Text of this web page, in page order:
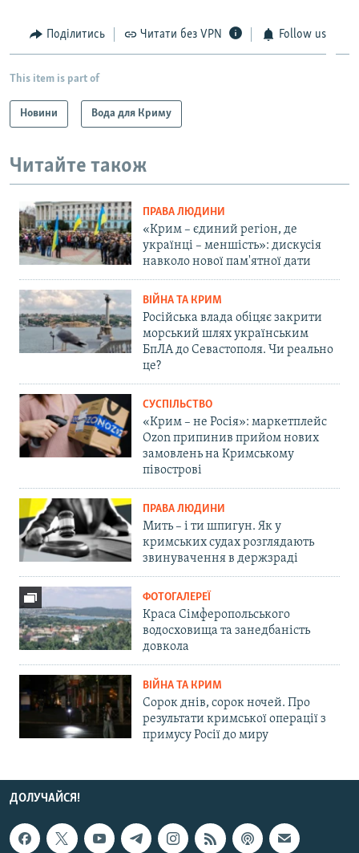
Поділитись Читати без VPN Follow us
This item is part of
Новини Вода для Криму
Читайте також
ПРАВА ЛЮДИНИ
«Крим – єдиний регіон, де
українці – меншість»: дискусія
навколо нової пам'ятної дати
ВІЙНА ТА КРИМ
Російська влада обіцяє закрити
морський шлях українським
БпЛА до Севастополя. Чи реально
це?
СУСПІЛЬСТВО
«Крим – не Росія»: маркетплейс
Ozon припинив прийом нових
замовлень на Кримському
півострові
ПРАВА ЛЮДИНИ
Мить – і ти шпигун. Як у
кримських судах розглядають
звинувачення в держзраді
ФОТОГАЛЕРЕЇ
Краса Сімферопольського
водосховища та занедбаність
довкола
ВІЙНА ТА КРИМ
Сорок днів, сорок ночей. Про
результати кримської операції з
примусу Росії до миру
ДОЛУЧАЙСЯ!